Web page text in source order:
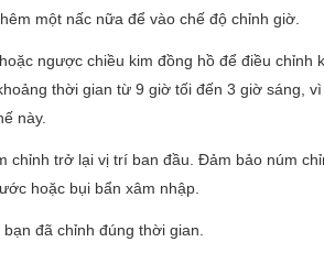
một nấc nữa để vào chế độ chỉnh giờ.
ngược chiều kim đồng hồ để điều chỉnh
thời gian từ 9 giờ tối đến 3 giờ sáng,
này.
chỉnh trở lại vị trí ban đầu. Đảm bảo núm
hoặc bụi bẩn xâm nhập.
đã chỉnh đúng thời gian.